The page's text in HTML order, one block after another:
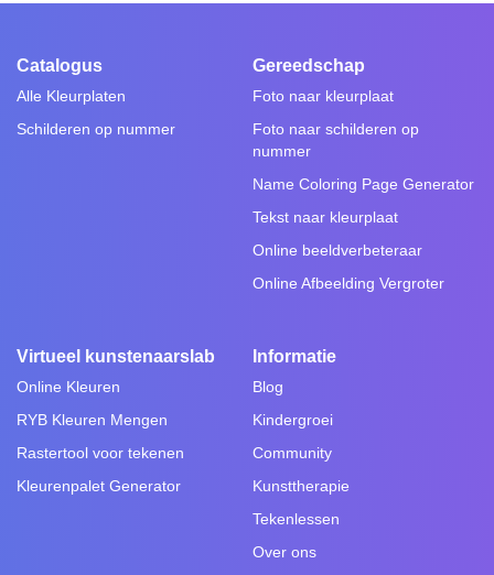
Catalogus
Alle Kleurplaten
Schilderen op nummer
Gereedschap
Foto naar kleurplaat
Foto naar schilderen op
nummer
Name Coloring Page Generator
Tekst naar kleurplaat
Online beeldverbeteraar
Online Afbeelding Vergroter
Virtueel kunstenaarslab
Online Kleuren
RYB Kleuren Mengen
Rastertool voor tekenen
Kleurenpalet Generator
Informatie
Blog
Kindergroei
Community
Kunsttherapie
Tekenlessen
Over ons